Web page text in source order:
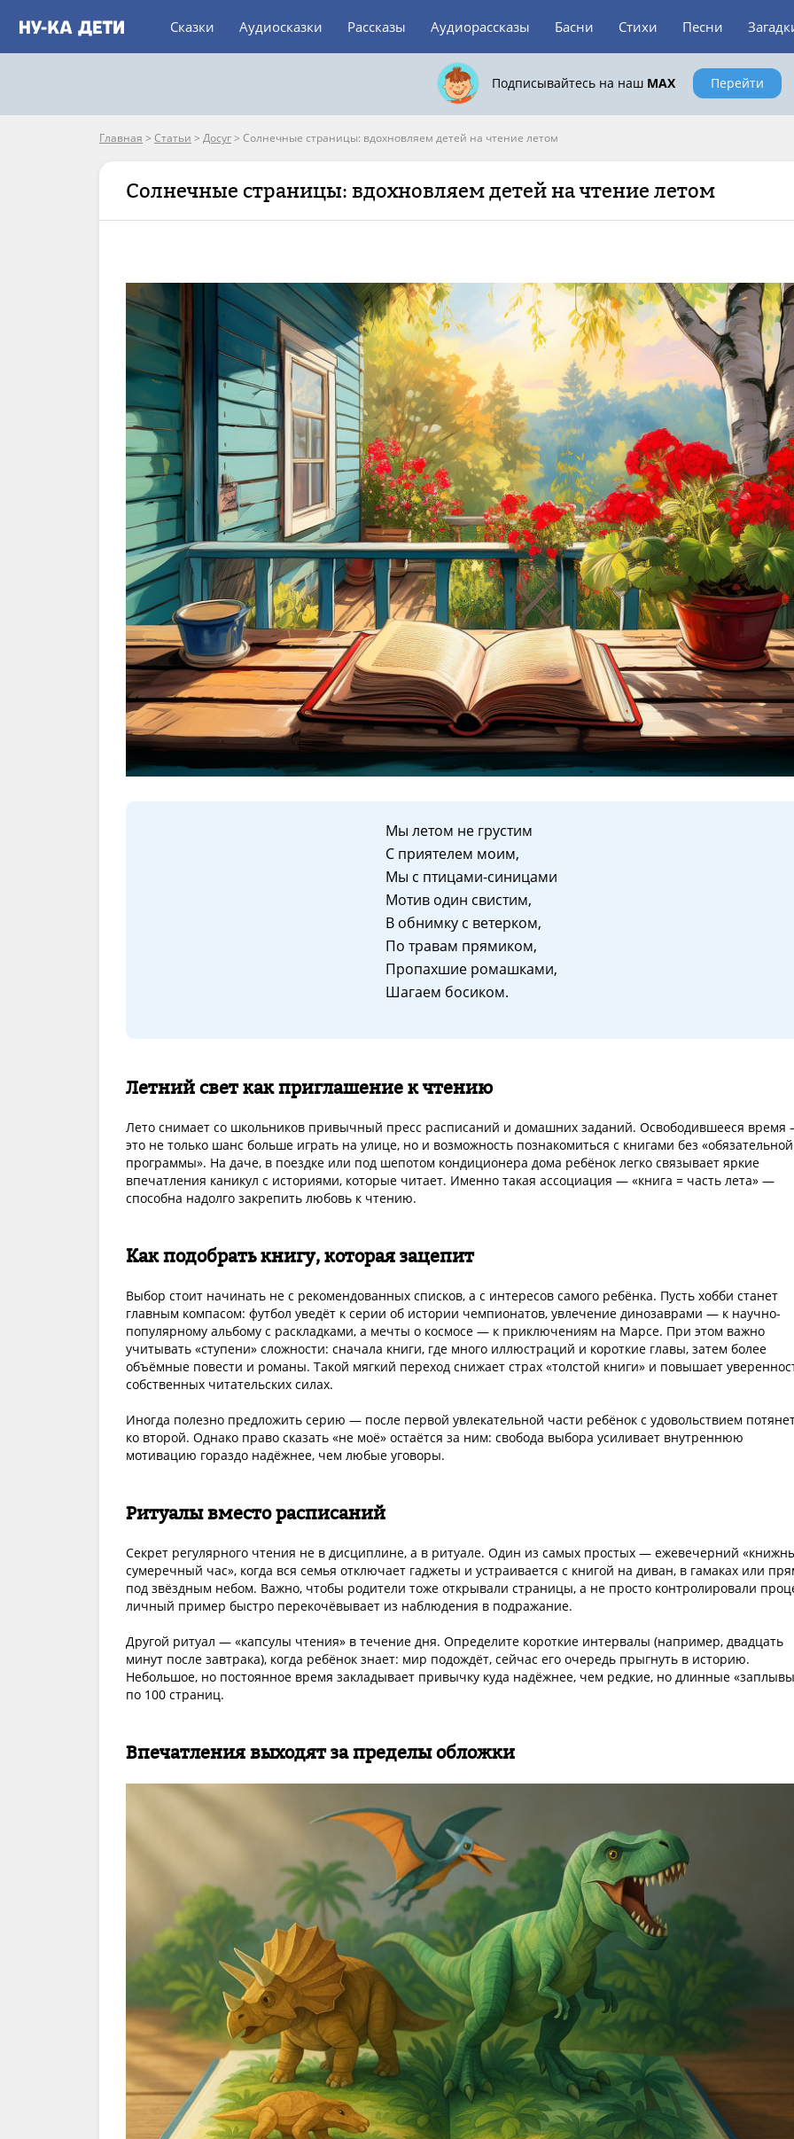
Сказки Аудиосказки Рассказы Аудиорассказы Басни Стихи Песни
Подписывайтесь на наш MAX Перейти
Главная > Статьи > Досуг> Солнечные страницы: вдохновляем детей на чтение летом
Солнечные страницы: вдохновляем детей на чтение летом
Мы летом не грустим
С приятелем моим,
Мы с птицами-синицами
Мотив один свистим,
В обнимку с ветерком,
По травам прямиком,
Пропахшие ромашками,
Шагаем босиком.
Летний свет как приглашение к чтению
Лето снимает со школьников привычный пресс расписаний и домашних заданий. Освободившееся время
это не только шанс больше играть на улице, но и возможность познакомиться с книгами без «обязательной
программы». На даче, в поездке или под шепотом кондиционера дома ребёнок легко связывает яркие
впечатления каникул с историями, которые читает. Именно такая ассоциация — «книга = часть лета» —
способна надолго закрепить любовь к чтению.
Как подобрать книгу, которая зацепит
Выбор стоит начинать не с рекомендованных списков, а с интересов самого ребёнка. Пусть хобби станет
главным компасом: футбол уведёт к серии об истории чемпионатов, увлечение динозаврами — к научно-
популярному альбому с раскладками, а мечты о космосе — к приключениям на Марсе. При этом важно
учитывать «ступени» сложности: сначала книги, где много иллюстраций и короткие главы, затем более
объёмные повести и романы. Такой мягкий переход снижает страх «толстой книги» и повышает
собственных читательских силах.
Иногда полезно предложить серию — после первой увлекательной части ребёнок с удовольствием
ко второй. Однако право сказать «не моё» остаётся за ним: свобода выбора усиливает внутреннюю
мотивацию гораздо надёжнее, чем любые уговоры.
Ритуалы вместо расписаний
Секрет регулярного чтения не в дисциплине, а в ритуале. Один из самых простых — ежевечерний
сумеречный час», когда вся семья отключает гаджеты и устраивается с книгой на диван, в гамаках или
под звёздным небом. Важно, чтобы родители тоже открывали страницы, а не просто контролировали
личный пример быстро перекочёвывает из наблюдения в подражание.
Другой ритуал — «капсулы чтения» в течение дня. Определите короткие интервалы (например, двадцать
минут после завтрака), когда ребёнок знает: мир подождёт, сейчас его очередь прыгнуть в историю.
Небольшое, но постоянное время закладывает привычку куда надёжнее, чем редкие, но длинные
по 100 страниц.
Впечатления выходят за пределы обложки